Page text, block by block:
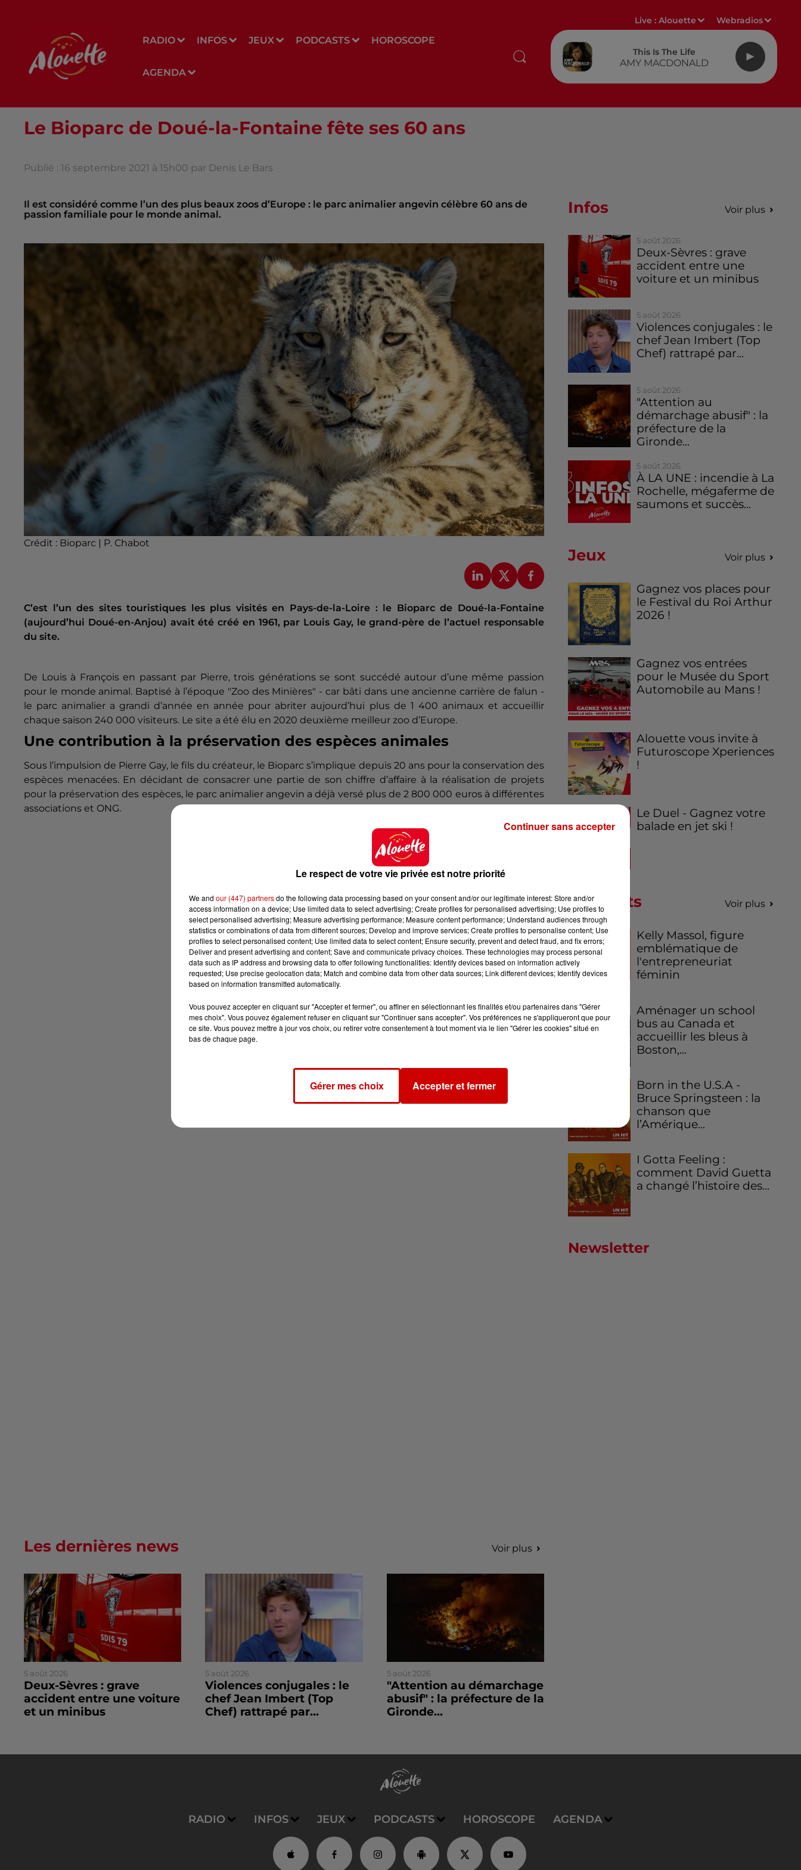
RADIO INFOS JEUX PODCASTS HOROSCOPE
AGENDA
Live :Alouette Webradios
This Is The Life
AMY MACDONALD
Le Bioparc de Doué-la-Fontaine fête ses 60 ans
Publié : 16 septembre 2021 à 15h00 par Denis Le Bars
Il est considéré comme l’un des plus beaux zoos d’Europe : le parc animalier angevin célèbre 60 ans de
passion familiale pour le monde animal.
Crédit : Bioparc | P. Chabot
C’est l’un des sites touristiques les plus visités en Pays-de-la-Loire : le Bioparc de Doué-la-Fontaine
(aujourd’hui Doué-en-Anjou) avait été créé en 1961, par Louis Gay, le grand-père de l’actuel responsable
du site.
De Louis à François en passant par Pierre, trois générations se sont succédé autour d’une même passion
pour le monde animal. Baptisé à l’époque "Zoo des Minières" - car bâti dans une ancienne carrière de falun -
le parc animalier a grandi d’année en année pour abriter aujourd’hui plus de 1 400 animaux et accueillir
chaque saison 240 000 visiteurs. Le site a été élu en 2020 deuxième meilleur zoo d’Europe.
Une contribution à la préservation des espèces animales
Sous l’impulsion de Pierre Gay, le fils du créateur, le Bioparc s’implique depuis 20 ans pour la conservation des
espèces menacées. En décidant de consacrer une partie de son chiffre d’affaire à la réalisation de projets
pour la préservation des espèces, le parc animalier angevin a déjà versé plus de 2 800 000 euros à différentes
associations et ONG.
Infos Voir plus
5 août 2026
Deux-Sèvres : grave
accident entre une
voiture et un minibus
5 août 2026
Violences conjugales : le
chef Jean Imbert (Top
Chef) rattrapé par...
5 août 2026
"Attention au
démarchage abusif" : la
préfecture de la
Gironde...
5 août 2026
À LA UNE : incendie à La
Rochelle, mégaferme de
saumons et succès...
Jeux Voir plus
Gagnez vos places pour
le Festival du Roi Arthur
2026 !
Gagnez vos entrées
pour le Musée du Sport
Automobile au Mans !
Alouette vous invite à
Futuroscope Xperiences
!
Le Duel - Gagnez votre
balade en jet ski !
Podcasts Voir plus
Kelly Massol, figure
emblématique de
l'entrepreneuriat
féminin
Aménager un school
bus au Canada et
accueillir les bleus à
Boston,...
Born in the U.S.A -
Bruce Springsteen : la
chanson que
l’Amérique...
I Gotta Feeling :
comment David Guetta
a changé l’histoire des...
Newsletter
Les dernières news Voir plus
5 août 2026
Deux-Sèvres : grave
accident entre une voiture
et un minibus
5 août 2026
Violences conjugales : le
chef Jean Imbert (Top
Chef) rattrapé par...
5 août 2026
"Attention au démarchage
abusif" : la préfecture de la
Gironde...
RADIO INFOS JEUX PODCASTS HOROSCOPE AGENDA
Le respect de votre vie privée est notre priorité
We and our (447) partnersdo the following data processing based on your consent and/or our legitimate interest: Store and/or
access information on a device; Use limited data to select advertising; Create profiles for personalised advertising; Use profiles to
select personalised advertising; Measure advertising performance; Measure content performance; Understand audiences through
statistics or combinations of data from different sources; Develop and improve services; Create profiles to personalise content; Use
profiles to select personalised content; Use limited data to select content; Ensure security, prevent and detect fraud, and fix errors;
Deliver and present advertising and content; Save and communicate privacy choices. These technologies may process personal
data such as IP address and browsing data to offer following functionalities: Identify devices based on information actively
requested; Use precise geolocation data; Match and combine data from other data sources; Link different devices; Identify devices
based on information transmitted automatically.
Vous pouvez accepter en cliquant sur "Accepter et fermer", ou affiner en sélectionnant les finalités et/ou partenaires dans "Gérer
mes choix". Vous pouvez également refuser en cliquant sur "Continuer sans accepter". Vos préférences ne s'appliqueront que pour
ce site. Vous pouvez mettre à jour vos choix, ou retirer votre consentement à tout moment via le lien "Gérer les cookies" situé en
bas de chaque page.
Gérer mes choix Accepter et fermer
Continuer sans accepter